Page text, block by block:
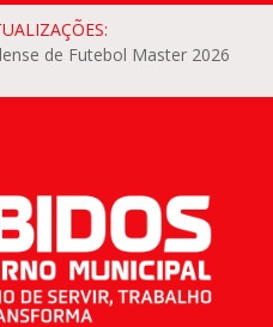
de Futebol Master 2026